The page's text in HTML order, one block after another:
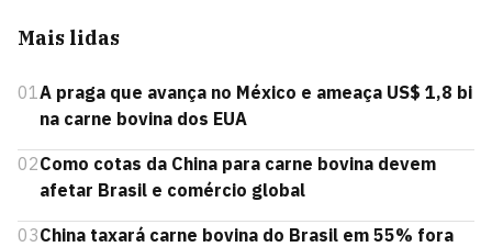
Mais lidas
01A praga que avança no México e ameaça US$ 1,8 bi
na carne bovina dos EUA
02Como cotas da China para carne bovina devem
afetar Brasil e comércio global
03China taxará carne bovina do Brasil em 55% fora